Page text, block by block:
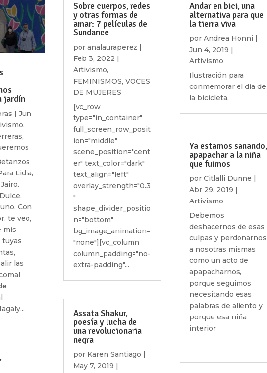
jardín
| Jun
,
,
Lidia,
Con
te veo,
mis
tuyas
las
Sobre cuerpos, redes
y otras formas de
amar: 7 películas de
Sundance
poranalauraperez
Feb 3, 2022
Artivismo,
FEMINISMOS,VOCES
DE MUJERES
[vc_row
type="in_container"
full_screen_row_posit
ion="middle"
scene_position="cent
er" text_color="dark"
text_align="left"
overlay_strength="0.3
"
shape_divider_positio
n="bottom"
bg_image_animation=
"none"][vc_column
column_padding="no-
extra-padding"...
Assata Shakur,
poesía y lucha de
una revolucionaria
negra
por Karen Santiago
May 7, 2019
Andar en bici, una
alternativa para que
la tierra viva
por Andrea Honni
Jun 4, 2019
Artivismo
Ilustración para
conmemorar el día de
la bicicleta.
Ya estamos sanando,
apapachar a la niña
que fuimos
por Citlalli Dunne
Abr 29, 2019
Artivismo
Debemos
deshacernos de esas
culpas y perdonarnos
a nosotras mismas
como un acto de
apapacharnos,
porque seguimos
necesitando esas
palabras de aliento y
porque esa niña
interior